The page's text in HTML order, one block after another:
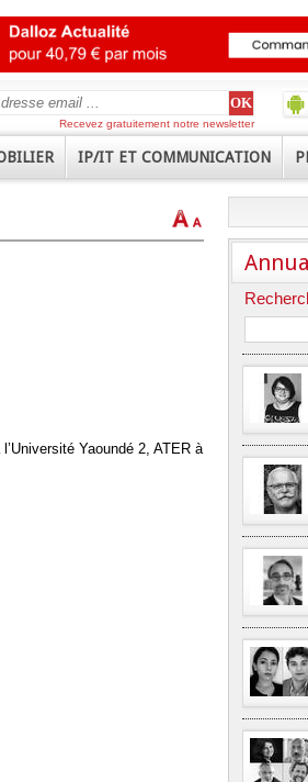
Recevez gratuitement notre newsletter
IP/IT ET COMMUNICATION
Yaoundé 2, ATER à